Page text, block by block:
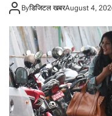
ग
द
वि
वा
द
आ
रि
क
वि
वा
द
ब
ढ्दै
,
Byडिजिटल खबरAugust 4,